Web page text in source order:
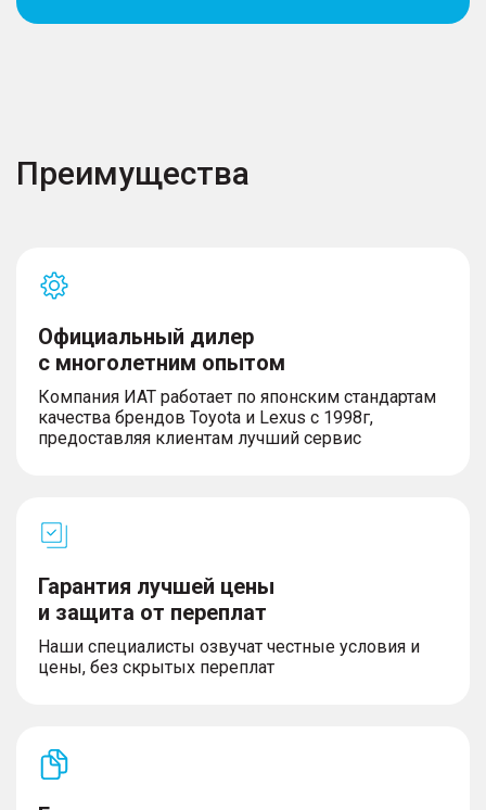
Преимущества
Официальный дилер
с многолетним опытом
Компания ИАТ работает по японским стандартам
качества брендов Toyota и Lexus с 1998г,
предоставляя клиентам лучший сервис
Гарантия лучшей цены
и защита от переплат
Наши специалисты озвучат честные условия и
цены, без скрытых переплат